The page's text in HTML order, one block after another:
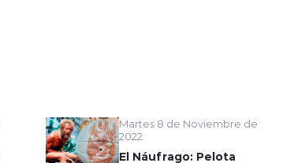
Martes 8 de Noviembre de
2022
El Náufrago: Pelota